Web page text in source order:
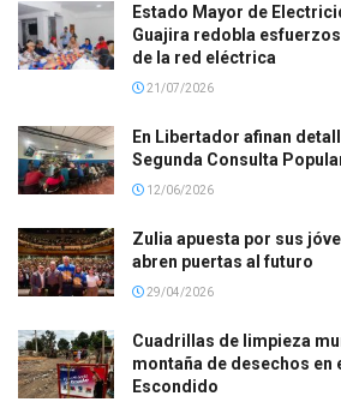
Estado Mayor de
Guajira redobla
de la red eléctrica
21/07/2026
En Libertador afinan
Segunda Consulta
12/06/2026
Zulia apuesta por sus
abren puertas al futuro
29/04/2026
Cuadrillas de limpieza
montaña de desechos en
Escondido